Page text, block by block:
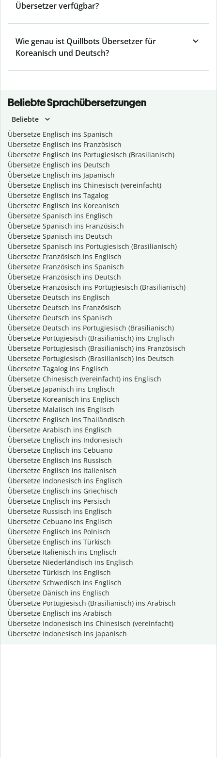
Übersetzer verfügbar?
Wie genau ist Quillbots Übersetzer für
Koreanisch und Deutsch?
Beliebte Sprachübersetzungen
Beliebte
Übersetze Englisch ins Spanisch
Übersetze Englisch ins Französisch
Übersetze Englisch ins Portugiesisch (Brasilianisch)
Übersetze Englisch ins Deutsch
Übersetze Englisch ins Japanisch
Übersetze Englisch ins Chinesisch (vereinfacht)
Übersetze Englisch ins Tagalog
Übersetze Englisch ins Koreanisch
Übersetze Spanisch ins Englisch
Übersetze Spanisch ins Französisch
Übersetze Spanisch ins Deutsch
Übersetze Spanisch ins Portugiesisch (Brasilianisch)
Übersetze Französisch ins Englisch
Übersetze Französisch ins Spanisch
Übersetze Französisch ins Deutsch
Übersetze Französisch ins Portugiesisch (Brasilianisch)
Übersetze Deutsch ins Englisch
Übersetze Deutsch ins Französisch
Übersetze Deutsch ins Spanisch
Übersetze Deutsch ins Portugiesisch (Brasilianisch)
Übersetze Portugiesisch (Brasilianisch) ins Englisch
Übersetze Portugiesisch (Brasilianisch) ins Französisch
Übersetze Portugiesisch (Brasilianisch) ins Deutsch
Übersetze Tagalog ins Englisch
Übersetze Chinesisch (vereinfacht) ins Englisch
Übersetze Japanisch ins Englisch
Übersetze Koreanisch ins Englisch
Übersetze Malaiisch ins Englisch
Übersetze Englisch ins Thailändisch
Übersetze Arabisch ins Englisch
Übersetze Englisch ins Indonesisch
Übersetze Englisch ins Cebuano
Übersetze Englisch ins Russisch
Übersetze Englisch ins Italienisch
Übersetze Indonesisch ins Englisch
Übersetze Englisch ins Griechisch
Übersetze Englisch ins Persisch
Übersetze Russisch ins Englisch
Übersetze Cebuano ins Englisch
Übersetze Englisch ins Polnisch
Übersetze Englisch ins Türkisch
Übersetze Italienisch ins Englisch
Übersetze Niederländisch ins Englisch
Übersetze Türkisch ins Englisch
Übersetze Schwedisch ins Englisch
Übersetze Dänisch ins Englisch
Übersetze Portugiesisch (Brasilianisch) ins Arabisch
Übersetze Englisch ins Arabisch
Übersetze Indonesisch ins Chinesisch (vereinfacht)
Übersetze Indonesisch ins Japanisch